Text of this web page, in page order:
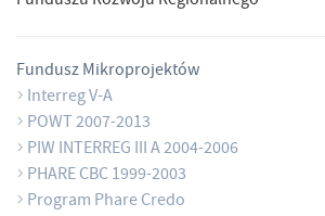
Fundusz Mikroprojektów
Interreg V-A
POWT 2007-2013
PIW INTERREG III A 2004-2006
PHARE CBC 1999-2003
Program Phare Credo